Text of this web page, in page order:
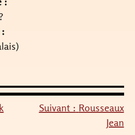
Suivant : Rousseaux
Jean